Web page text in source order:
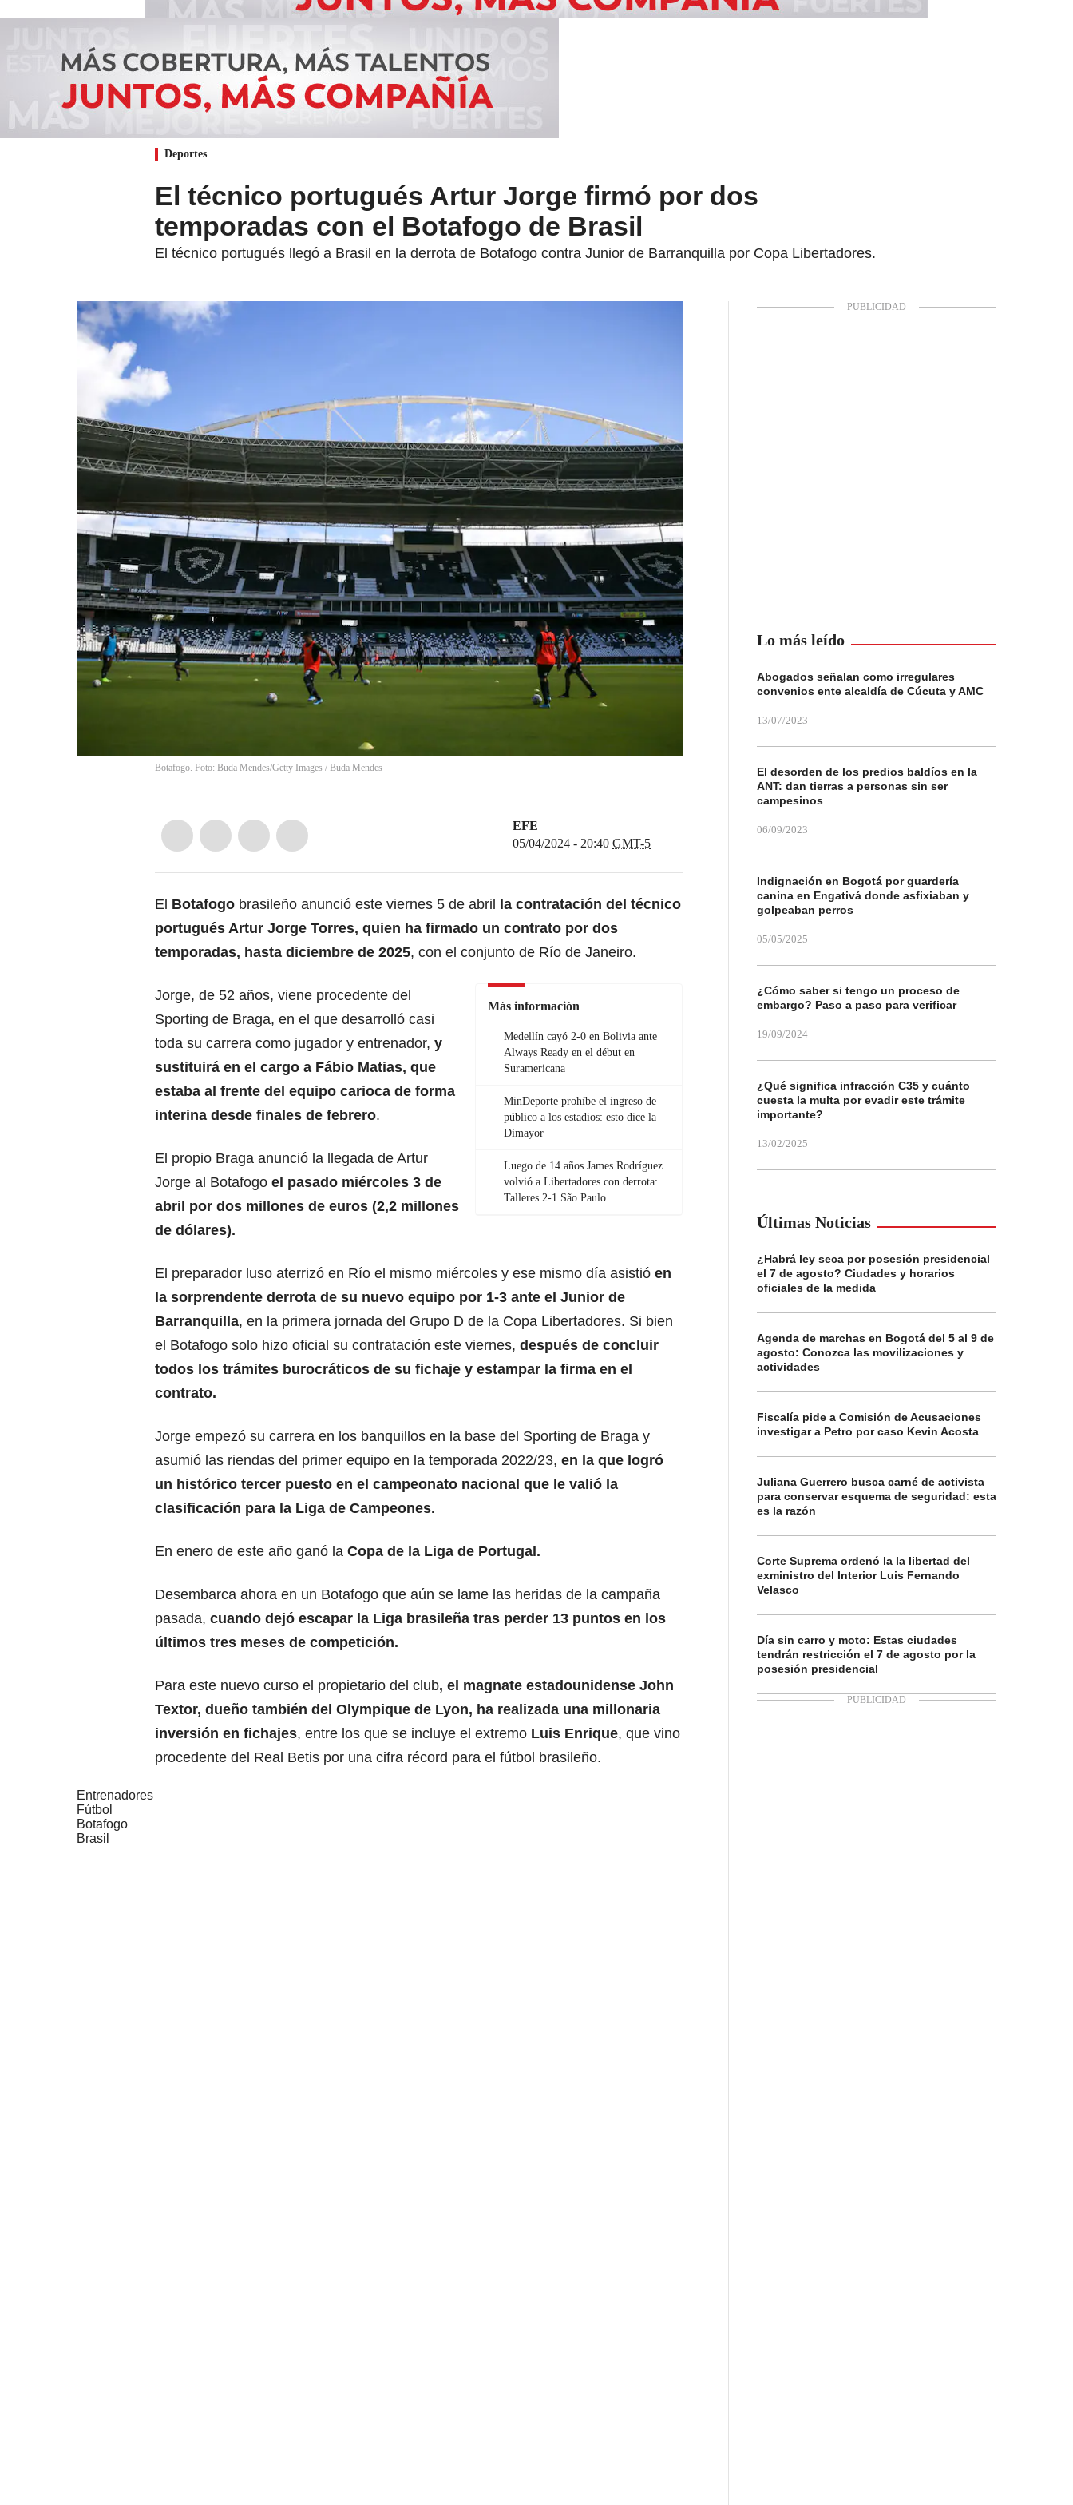
Deportes
El técnico portugués Artur Jorge firmó por dos
temporadas con el Botafogo de Brasil
El técnico portugués llegó a Brasil en la derrota de Botafogo contra Junior de Barranquilla por Copa Libertadores.
Botafogo. Foto: Buda Mendes/Getty Images / Buda Mendes
EFE
05/04/2024 - 20:40 GMT-5
El Botafogo brasileño anunció este viernes 5 de abril
la contratación del técnico
portugués Artur Jorge Torres, quien ha firmado un contrato por dos
temporadas, hasta diciembre de 2025, con el conjunto de Río de Janeiro.
Más información
Medellín cayó 2-0 en Bolivia ante
Always Ready en el début en
Suramericana
MinDeporte prohíbe el ingreso de
público a los estadios: esto dice la
Dimayor
Luego de 14 años James Rodríguez
volvió a Libertadores con derrota:
Talleres 2-1 São Paulo
Jorge, de 52 años, viene procedente del
Sporting de Braga, en el que desarrolló casi
toda su carrera como jugador y entrenador, y
sustituirá en el cargo a Fábio Matias, que
estaba al frente del equipo carioca de forma
interina desde finales de febrero.
El propio Braga anunció la llegada de Artur
Jorge al Botafogo el pasado miércoles 3 de
abril por dos millones de euros (2,2 millones
de dólares).
El preparador luso aterrizó en Río el mismo miércoles y ese mismo día asistió en
la sorprendente derrota de su nuevo equipo por 1-3 ante el Junior de
Barranquilla, en la primera jornada del Grupo D de la Copa Libertadores. Si bien
el Botafogo solo hizo oficial su contratación este viernes, después de concluir
todos los trámites burocráticos de su fichaje y estampar la firma en el
contrato.
Jorge empezó su carrera en los banquillos en la base del Sporting de Braga y
asumió las riendas del primer equipo en la temporada 2022/23, en la que logró
un histórico tercer puesto en el campeonato nacional que le valió la
clasificación para la Liga de Campeones.
En enero de este año ganó la Copa de la Liga de Portugal.
Desembarca ahora en un Botafogo que aún se lame las heridas de la campaña
pasada, cuando dejó escapar la Liga brasileña tras perder 13 puntos en los
últimos tres meses de competición.
Para este nuevo curso el propietario del club, el magnate estadounidense John
Textor, dueño también del Olympique de Lyon, ha realizada una millonaria
inversión en fichajes, entre los que se incluye el extremo Luis Enrique, que vino
procedente del Real Betis por una cifra récord para el fútbol brasileño.
Entrenadores
Fútbol
Botafogo
Brasil
Lo más leído
Abogados señalan como irregulares
convenios ente alcaldía de Cúcuta y AMC
13/07/2023
El desorden de los predios baldíos en la
ANT: dan tierras a personas sin ser
campesinos
06/09/2023
Indignación en Bogotá por guardería
canina en Engativá donde asfixiaban y
golpeaban perros
05/05/2025
¿Cómo saber si tengo un proceso de
embargo? Paso a paso para verificar
19/09/2024
¿Qué significa infracción C35 y cuánto
cuesta la multa por evadir este trámite
importante?
13/02/2025
Últimas Noticias
¿Habrá ley seca por posesión presidencial
el 7 de agosto? Ciudades y horarios
oficiales de la medida
Agenda de marchas en Bogotá del 5 al 9 de
agosto: Conozca las movilizaciones y
actividades
Fiscalía pide a Comisión de Acusaciones
investigar a Petro por caso Kevin Acosta
Juliana Guerrero busca carné de activista
para conservar esquema de seguridad: esta
es la razón
Corte Suprema ordenó la la libertad del
exministro del Interior Luis Fernando
Velasco
Día sin carro y moto: Estas ciudades
tendrán restricción el 7 de agosto por la
posesión presidencial